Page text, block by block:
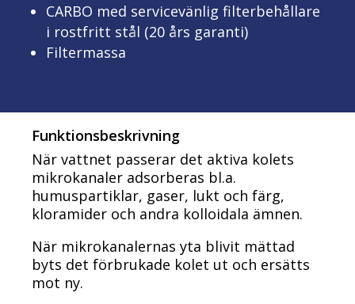
CARBO med servicevänlig filterbehållare
i rostfritt stål (20 års garanti)
Filtermassa
Funktionsbeskrivning
När vattnet passerar det aktiva kolets
mikrokanaler adsorberas bl.a.
humuspartiklar, gaser, lukt och färg,
kloramider och andra kolloidala ämnen.
När mikrokanalernas yta blivit mättad
byts det förbrukade kolet ut och ersätts
mot ny.